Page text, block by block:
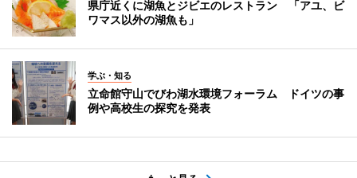
県庁近くに湖魚とジビエのレストラン 「アユ、ビ
ワマス以外の湖魚も」
学ぶ・知る
立命館守山でびわ湖水環境フォーラム ドイツの事
例や高校生の探究を発表